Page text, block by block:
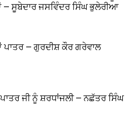
ਸੂਬੇਦਾਰ ਜਸਵਿੰਦਰ ਸਿੰਘ ਭੁਲੇਰੀਆ
— ਗੁਰਦੀਸ਼ ਕੌਰ ਗਰੇਵਾਲ
ਜੀ ਨੂੰ ਸ਼ਰਧਾਂਜਲੀ — ਨਛੱਤਰ ਸਿੰਘ